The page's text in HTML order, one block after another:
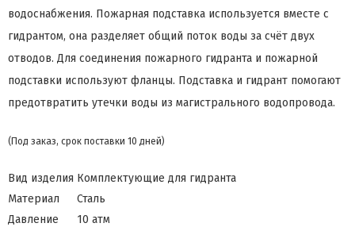
водоснабжения. Пожарная подставка используется вместе с
гидрантом, она разделяет общий поток воды за счёт двух
отводов. Для соединения пожарного гидранта и пожарной
подставки используют фланцы. Подставка и гидрант помогают
предотвратить утечки воды из магистрального водопровода.
(Под заказ, срок поставки 10 дней)
Вид изделия Комплектующие для гидранта
Материал
Сталь
Давление
10 атм